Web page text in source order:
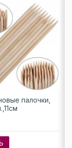
палочки,